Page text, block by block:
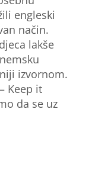
engleski
način.
lakše
izvornom.
Keep it
da se uz